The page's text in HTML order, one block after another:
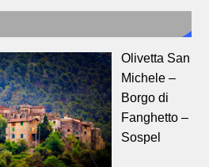
Olivetta San
Michele –
Borgo di
Fanghetto –
Sospel